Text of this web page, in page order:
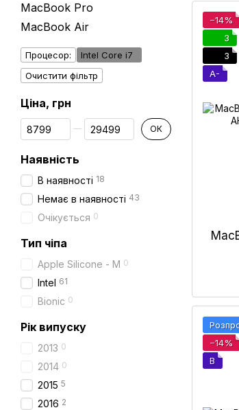
−14%
3
3
A-
−14%
B
MacBook Pro
MacBook Air
Процесор:
Intel Core i7
Очистити фільтр
Ціна, грн
Від Ціна, грн
До Ціна, грн ОК
Наявність
В наявності 18
Немає в наявності 43
Очікується 0
Тип чіпа
Apple Silicone - M 0
Intel 61
Bionic 0
Рік випуску
2013 0
2014 0
2015 5
2016 2